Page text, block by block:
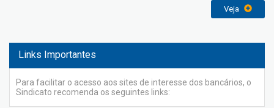
Veja
Links Importantes
Para facilitar o acesso aos sites de interesse dos bancários, o
Sindicato recomenda os seguintes links: